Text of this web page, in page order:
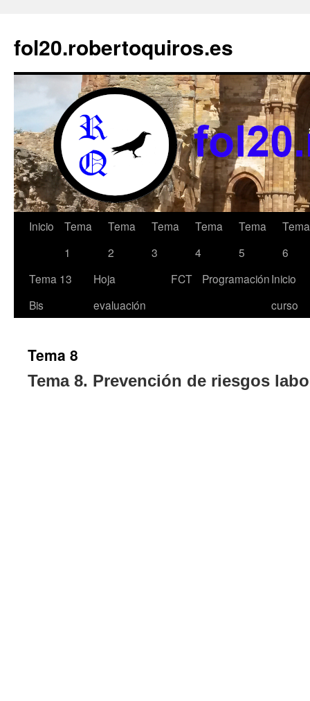
contenido
fol20.robertoquiros.es
Inicio
Tema
1
Tema
2
Tema
3
Tema
4
Tema
5
Tema
6
Tema 13
Bis
Hoja
evaluación
FCT ProgramaciónInicio
curso
Tema 8
Tema 8. Prevención de riesgos